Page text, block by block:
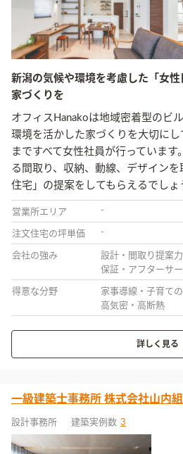
新潟の気候や環境を考慮した「女
家づくりを
オフィスHanakoは地域密着型のビ
環境を活かした家づくりを大切に
まですべて女性社員が行っていま
る間取り、収納、動線、デザイン
住宅」の提案をしてもらえるでしょ
営業所エリア -
注文住宅の坪単価 -
会社の強み
設計・間取り提案力
保証・アフターサ
得意な分野
家事導線・子育て
高気密・高断熱
詳しく見る
一級建築士事務所 株式会社山内
設計事務所 建築実例数 3